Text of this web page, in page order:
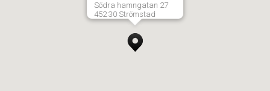
Södra hamngatan 27
452 30 Strömstad